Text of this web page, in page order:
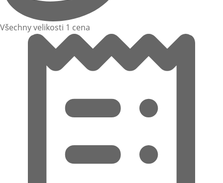
Všechny velikosti 1 cena